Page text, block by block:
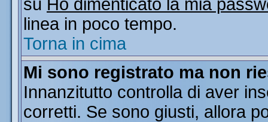
su Ho dimenticato la mia
linea in poco tempo.
Torna in cima
Mi sono registrato ma non
Innanzitutto controlla di aver
corretti. Se sono giusti, allora